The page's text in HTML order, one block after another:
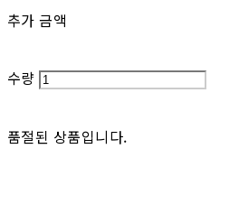
추가 금액
수량
품절된 상품입니다.